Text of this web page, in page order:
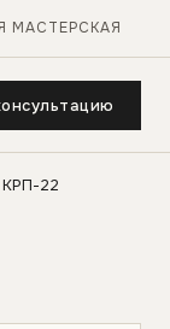
МАСТЕРСКАЯ
КРП-22